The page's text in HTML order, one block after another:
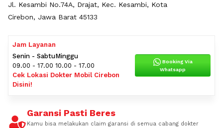
Jl. Kesambi No.74A, Drajat, Kec. Kesambi, Kota
Cirebon, Jawa Barat 45133
Jam Layanan
Senin - Sabtu
09.00 - 17.00
Minggu
10.00 - 17.00
Cek Lokasi Dokter Mobil Cirebon
Disini!
Booking Via
Whatsapp
Garansi Pasti Beres
Kamu bisa melakukan claim garansi di semua cabang dokter